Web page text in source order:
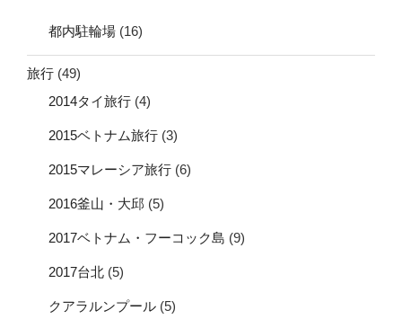
都内駐輪場 (16)
旅行 (49)
2014タイ旅行 (4)
2015ベトナム旅行 (3)
2015マレーシア旅行 (6)
2016釜山・大邱 (5)
2017ベトナム・フーコック島 (9)
2017台北 (5)
クアラルンプール (5)